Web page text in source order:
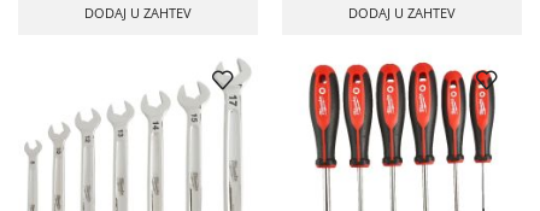
DODAJ U ZAHTEV DODAJ U ZAHTEV